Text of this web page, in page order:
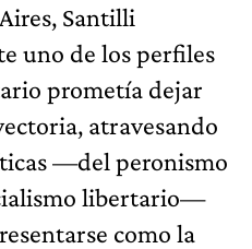
Santilli
uno de los perfiles
prometía dejar
atravesando
—del peronismo
libertario—
como la